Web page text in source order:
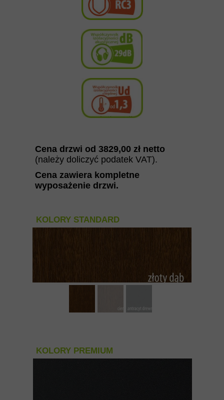
Cena zawiera kompletne
wyposażenie drzwi.
Cena drzwi od 3829,00 zł netto
(należy doliczyć podatek VAT).
KOLORY PREMIUM
KOLORY STANDARD